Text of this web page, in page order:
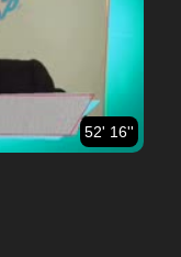
52' 16''